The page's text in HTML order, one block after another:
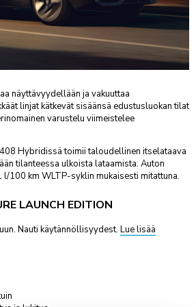
KORJAUKSET
KONALA
Tampere
INFO
sivustoltamme:
näyttävyydellään ja vakuuttaa
linjat kätkevät sisäänsä edustusluokan tilat
varustelu viimeistelee
Hybridissä toimii taloudellinen itselataava
tilanteessa ulkoista lataamista. Auton
l/100 km WLTP-syklin mukaisesti mitattuna.
LAUNCH EDITION
Nauti käytännöllisyydest. Lue lisää